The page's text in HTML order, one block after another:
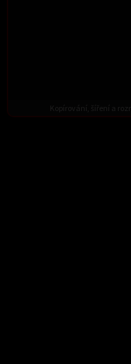
Kopírování, šíření a